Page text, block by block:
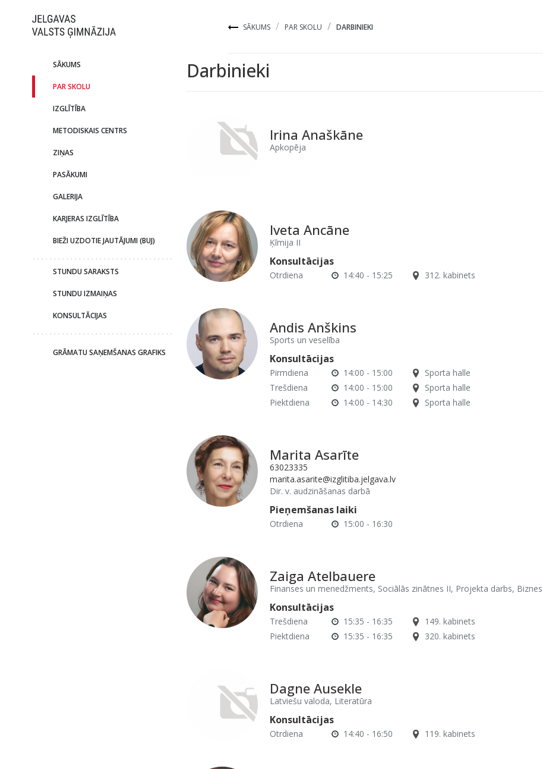
SĀKUMS PAR SKOLU DARBINIEKI
SĀKUMS
PAR SKOLU
IZGLĪTĪBA
METODISKAIS CENTRS
ZIŅAS
PASĀKUMI
GALERIJA
KARJERAS IZGLĪTĪBA
BIEŽI UZDOTIE JAUTĀJUMI (BUJ)
STUNDU SARAKSTS
STUNDU IZMAIŅAS
KONSULTĀCIJAS
GRĀMATU SAŅEMŠANAS GRAFIKS
Darbinieki
Irina Anaškāne
Apkopēja
Iveta Ancāne
Ķīmija II
Konsultācijas
Otrdiena 14:40 - 15:25 312. kabinets
Andis Anškins
Sports un veselība
Konsultācijas
Pirmdiena 14:00 - 15:00
Sporta halle
Trešdiena
14:00 - 15:00
Sporta halle
Piektdiena
14:00 - 14:30 Sporta halle
Marita Asarīte
63023335
marita.asarite@izglitiba.jelgava.lv
Dir. v. audzināšanas darbā
Pieņemšanas laiki
Otrdiena 15:00 - 16:30
Zaiga Atelbauere
Finanses un menedžments, Sociālās zinātnes II, Projekta darbs,
Konsultācijas
Trešdiena 15:35 - 16:35
149. kabinets
Piektdiena
15:35 - 16:35 320. kabinets
Dagne Ausekle
Latviešu valoda, Literatūra
Konsultācijas
Otrdiena 14:40 - 16:50 119. kabinets